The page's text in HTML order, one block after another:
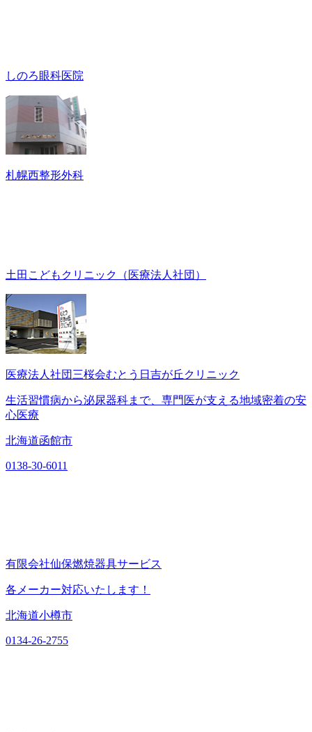
しのろ眼科医院
札幌西整形外科
土田こどもクリニック（医療法人社団）
医療法人社団三桜会むとう日吉が丘クリニック
生活習慣病から泌尿器科まで、専門医が支える地域密着の安
心医療
北海道函館市
0138-30-6011
有限会社仙保燃焼器具サービス
各メーカー対応いたします！
北海道小樽市
0134-26-2755